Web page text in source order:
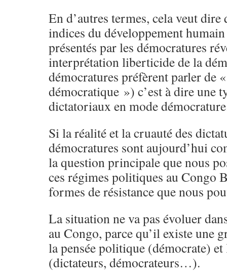
En d’autres termes, cela veut dire
indices du développement
présentés par les démocratures
interprétation liberticide de la
démocratures préfèrent parler de
démocratique ») c’est à dire une
dictatoriaux en mode
Si la réalité et la cruauté des
démocratures sont aujourd’hui
la question principale que nous
ces régimes politiques au Congo
formes de résistance que nous
La situation ne va pas évoluer
au Congo, parce qu’il existe une
la pensée politique (démocrate)
(dictateurs, démocrateurs…).